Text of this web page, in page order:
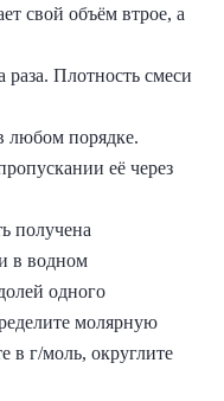
свой объём втрое, а
Плотность смеси
любом порядке.
её через
получена
в водном
одного
молярную
в г/моль, округлите